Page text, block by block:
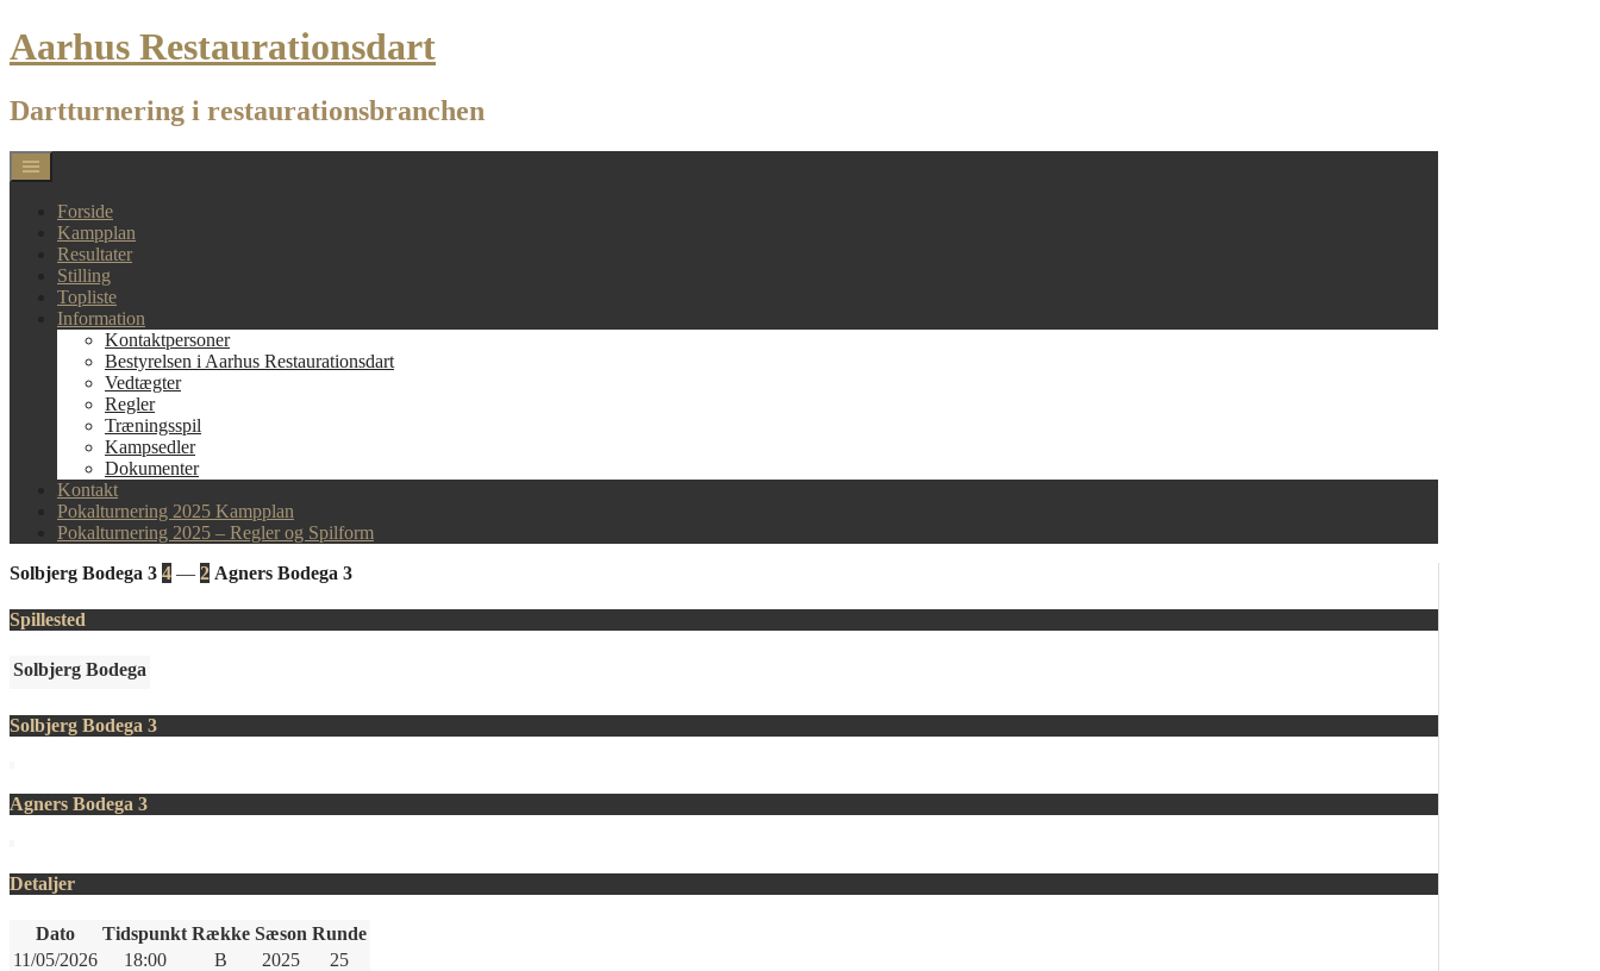
Skip
to
Aarhus Restaurationsdart
Dartturnering i restaurationsbranchen
Forside
Kampplan
Resultater
Stilling
Topliste
Information
Kontaktpersoner
Bestyrelsen i Aarhus Restaurationsdart
Vedtægter
Regler
Træningsspil
Kampsedler
Dokumenter
Kontakt
Pokalturnering 2025 Kampplan
Pokalturnering 2025 – Regler og Spilform
Solbjerg Bodega 3 4 — 2 Agners Bodega 3
Spillested
Solbjerg Bodega
Solbjerg Bodega 3
Agners Bodega 3
Detaljer
Dato Tidspunkt Række Sæson Runde
11/05/2026
18:00 B 2025 25